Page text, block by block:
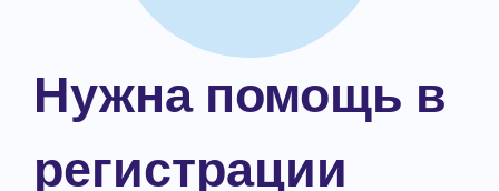
Нужна помощь в
регистрации